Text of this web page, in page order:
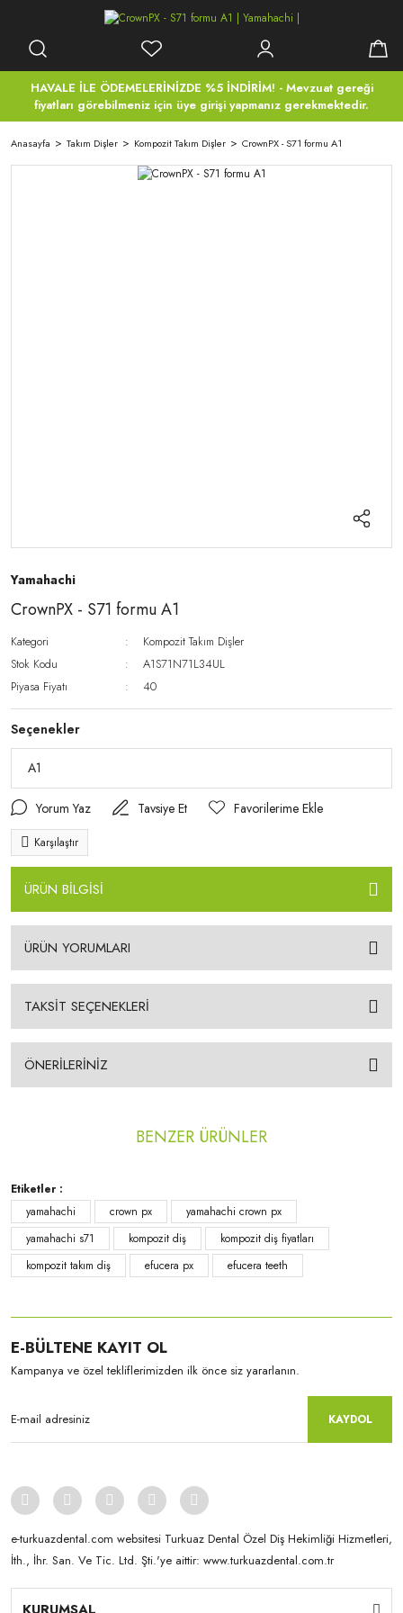
HAVALE İLE ÖDEMELERİNİZDE %5 İNDİRİM! - Mevzuat gereği
fiyatları görebilmeniz için üye girişi yapmanız gerekmektedir.
Anasayfa Takım Dişler Kompozit Takım Dişler CrownPX - S71 formu A1
Yamahachi
CrownPX - S71 formu A1
Kategori
Kompozit Takım Dişler
Stok Kodu
A1S71N71L34UL
Piyasa Fiyatı
40
Seçenekler
Yorum Yaz Tavsiye Et
Karşılaştır
ÜRÜN BİLGİSİ
ÜRÜN YORUMLARI
TAKSİT SEÇENEKLERİ
ÖNERİLERİNİZ
BENZER ÜRÜNLER
CrownPX - S51S formu NW0.5
Etiketler :
yamahachi
crown px
yamahachi crown px
yamahachi s71
kompozit diş
kompozit diş fiyatları
kompozit takım diş
efucera px efucera teeth
E-BÜLTENE KAYIT OL
Kampanya ve özel tekliflerimizden ilk önce siz yararlanın.
KAYDOL
e-turkuazdental.com websitesi Turkuaz Dental Özel Diş Hekimliği Hizmetleri,
İth., İhr. San. Ve Tic. Ltd. Şti.'ye aittir: www.turkuazdental.com.tr